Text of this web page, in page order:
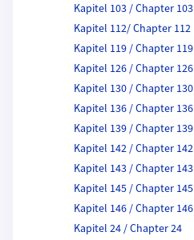
Kapitel 103 / Chapter 103
Kapitel 112/ Chapter 112
Kapitel 119 / Chapter 119
Kapitel 126 / Chapter 126
Kapitel 130 / Chapter 130
Kapitel 136 / Chapter 136
Kapitel 139 / Chapter 139
Kapitel 142 / Chapter 142
Kapitel 143 / Chapter 143
Kapitel 145 / Chapter 145
Kapitel 146 / Chapter 146
Kapitel 24 / Chapter 24